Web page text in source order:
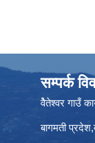
सम्पर्क
वैेतेश्वर गाउँ
बागमती‌